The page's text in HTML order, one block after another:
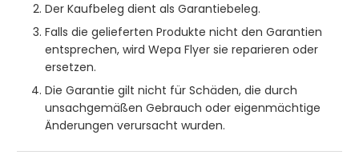
Der Kaufbeleg dient als Garantiebeleg.
Falls die gelieferten Produkte nicht den Garantien
entsprechen, wird Wepa Flyer sie reparieren oder
ersetzen.
Die Garantie gilt nicht für Schäden, die durch
unsachgemäßen Gebrauch oder eigenmächtige
Änderungen verursacht wurden.